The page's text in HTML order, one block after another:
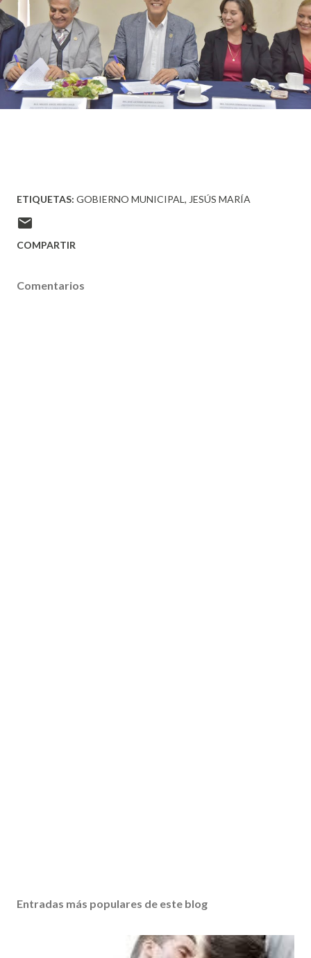
ETIQUETAS: GOBIERNO MUNICIPAL JESÚS MARÍA
COMPARTIR
Comentarios
Entradas más populares de este blog